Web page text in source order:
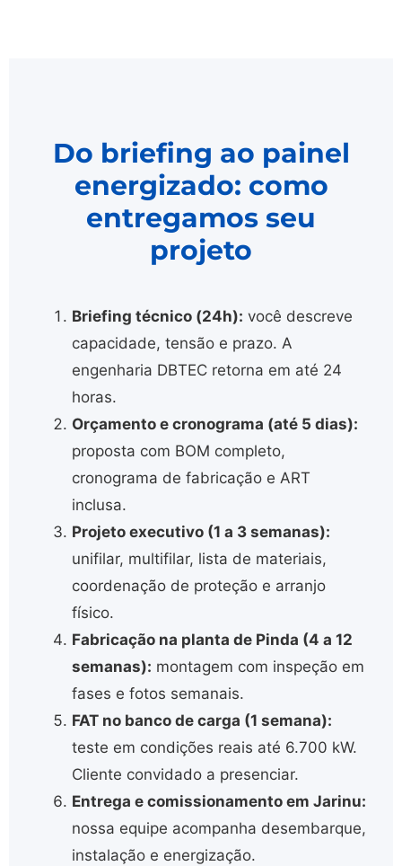
Do briefing ao painel
energizado: como
entregamos seu
projeto
Briefing técnico (24h): você descreve
capacidade, tensão e prazo. A
engenharia DBTEC retorna em até 24
horas.
Orçamento e cronograma (até 5 dias):
proposta com BOM completo,
cronograma de fabricação e ART
inclusa.
Projeto executivo (1 a 3 semanas):
unifilar, multifilar, lista de materiais,
coordenação de proteção e arranjo
físico.
Fabricação na planta de Pinda (4 a 12
semanas): montagem com inspeção em
fases e fotos semanais.
FAT no banco de carga (1 semana):
teste em condições reais até 6.700 kW.
Cliente convidado a presenciar.
Entrega e comissionamento em Jarinu:
nossa equipe acompanha desembarque,
instalação e energização.